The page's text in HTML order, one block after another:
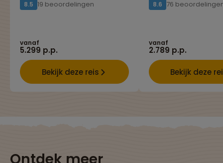
8.5 19 beoordelingen
vanaf
5.299 p.p.
Bekijk deze reis
8.6 76
vanaf
2.789 p.p.
Bekijk deze